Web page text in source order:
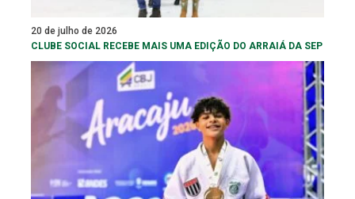
20 de julho de 2026
CLUBE SOCIAL RECEBE MAIS UMA EDIÇÃO DO ARRAIÁ DA SEP